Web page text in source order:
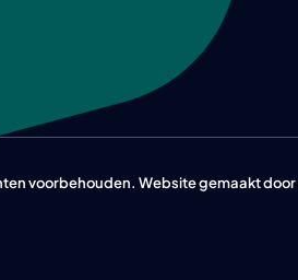
voorbehouden. Website gemaakt door